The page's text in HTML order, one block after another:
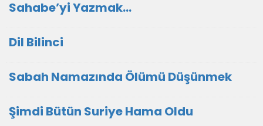
Sahabe’yi Yazmak…
Dil Bilinci
Sabah Namazında Ölümü Düşünmek
Şimdi Bütün Suriye Hama Oldu